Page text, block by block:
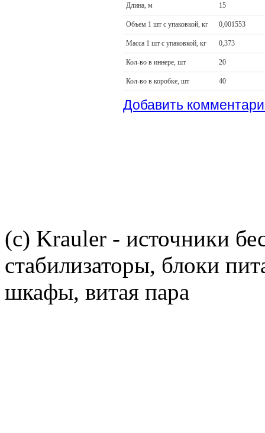
Длина, м 15
Объем 1 шт с упаковкой, кг 0,001553
Масса 1 шт с упаковкой, кг 0,373
Кол-во в иннере, шт 20
Кол-во в коробке, шт 40
Добавить
(c) Krauler - источники
стабилизаторы, блоки
шкафы, витая пара